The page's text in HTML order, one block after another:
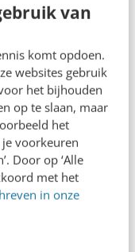
van
komt opdoen.
websites gebruik
het bijhouden
op te slaan, maar
het
voorkeuren
Door op ‘Alle
met het
in onze
crawler.
of -
zijn. Maar
tags,
wat
de zon op),